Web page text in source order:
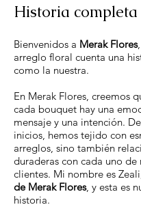
Historia completa
Bienvenidos a Merak Flores
arreglo floral cuenta una
como la nuestra.
En Merak Flores, creemos
cada bouquet hay una
mensaje y una intención.
inicios, hemos tejido con
arreglos, sino también
duraderas con cada uno de
clientes. Mi nombre es
de Merak Flores, y esta es
historia.